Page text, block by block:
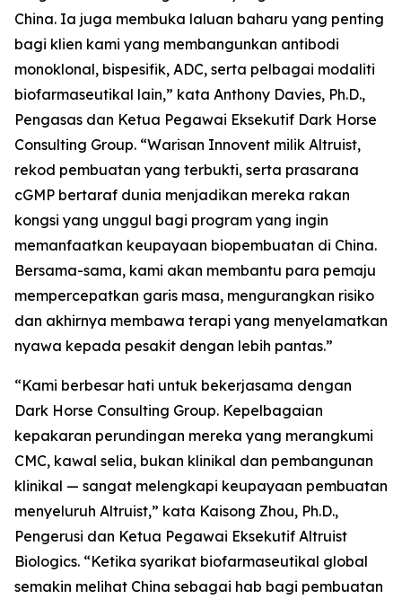
China. Ia juga membuka laluan baharu yang penting
bagi klien kami yang membangunkan antibodi
monoklonal, bispesifik, ADC, serta pelbagai modaliti
biofarmaseutikal lain,” kata Anthony Davies, Ph.D.,
Pengasas dan Ketua Pegawai Eksekutif Dark Horse
Consulting Group. “Warisan Innovent milik Altruist,
rekod pembuatan yang terbukti, serta prasarana
cGMP bertaraf dunia menjadikan mereka rakan
kongsi yang unggul bagi program yang ingin
memanfaatkan keupayaan biopembuatan di China.
Bersama-sama, kami akan membantu para pemaju
mempercepatkan garis masa, mengurangkan risiko
dan akhirnya membawa terapi yang menyelamatkan
nyawa kepada pesakit dengan lebih pantas.”
“Kami berbesar hati untuk bekerjasama dengan
Dark Horse Consulting Group. Kepelbagaian
kepakaran perundingan mereka yang merangkumi
CMC, kawal selia, bukan klinikal dan pembangunan
klinikal — sangat melengkapi keupayaan pembuatan
menyeluruh Altruist,” kata Kaisong Zhou, Ph.D.,
Pengerusi dan Ketua Pegawai Eksekutif Altruist
Biologics. “Ketika syarikat biofarmaseutikal global
semakin melihat China sebagai hab bagi pembuatan